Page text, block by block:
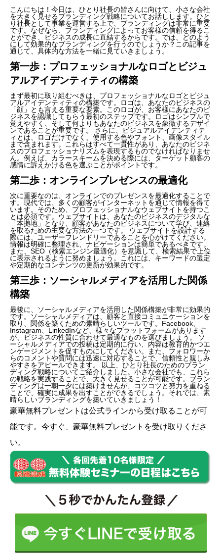
こんにちは！今日は、ひとり社長の皆さんに向けて、小さな会社
を大きく見せるブランディング戦略についてお話しします。ひと
り社長として事業を運営する上で、ブランディングは非常に重要
です。なぜなら、ブランディングによってお客様の信頼を得るこ
とができ、ビジネスの成長に直結するからです。では、どのよう
にして効果的なブランディングを行うのでしょうか？この記事を
通じて、具体的な方法を一緒に見ていきましょう。
第一歩：プロフェッショナルなロゴとビジュ
アルアイデンティティの構築
まず最初に取り組むべきは、プロフェッショナルなロゴとビジュ
アルアイデンティティの構築です。ロゴは、あなたのビジネスの
「顔」とも言える重要な要素。このロゴが、お客様にあなたのビ
ジネスを認識してもらう最初のステップです。ロゴはシンプルで
覚えやすく、そして何よりもあなたのビジネスを象徴するデザイ
ンであることが重要です。 さらに、ビジュアルアイデンティテ
ィとは、ロゴだけでなく、使用する色やフォント、画像スタイル
まで含まれます。これらはすべて一貫性があり、あなたのビジネ
スのプロフェッショナリズムを表現するものでなければなりませ
ん。例えば、カラースキームを決める際には、ターゲット顧客の
感情に訴えかける色を選ぶことがポイントです。
第二歩：オンラインプレゼンスの最適化
次に重要なのは、オンラインでのプレゼンスを最適化することで
す。現代では、多くの顧客がインターネットを通じて情報を得て
います。そのため、プロフェッショナルなウェブサイトを持つこ
とは必須です。ウェブサイトは、あなたのビジネスのデジタルな
「本拠地」となり、顧客があなたのビジネスについて学び、連絡
を取るための主要な方法の一つです。 ウェブサイトを設計する
際には、ユーザーフレンドリーであることを心がけてください。
情報は明確に整理され、ナビゲーションは簡単であるべきです。
また、SEO（検索エンジン最適化）を意識して、検索結果で上位
に表示されるように努めましょう。これには、キーワードの選定
や定期的なコンテンツの更新が効果的です。
第三歩：ソーシャルメディアを活用した関係
構築
最後に、ソーシャルメディアを活用した関係構築が非常に効果的
です。ソーシャルメディアは、顧客と直接コミュニケーションを
取り、関係を築くための素晴らしいツールです。Facebook、
Instagram、LinkedInなど、様々なプラットフォームがあります
が、ビジネスの性質に合わせて最適なものを選びましょう。 ソ
ーシャルメディアでの投稿は定期的に行い、内容は教育的かつエ
ンゲージメントを促すものにしてください。また、フォロワーか
らのコメントや質問には迅速に対応することで、信頼性と親しみ
やすさをアピールできます。 以上、ひとり社長のためのブラン
ディング戦略についてご紹介しました。小さな会社でも、これら
の戦略を実践することで、大きく見せることが可能です。ブラン
ディングは一朝一夕には築けませんが、コツコツと努力を重ねる
ことで、確実に成果を出すことができるでしょう。それでは、素
晴らしいブランディングを築いていきましょう！
豪華無料プレゼントは公式ラインから受け取ることが可
能です。今すぐ、豪華無料プレゼントを受け取りくださ
い。